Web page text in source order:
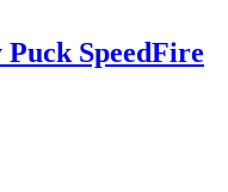
SpeedFire